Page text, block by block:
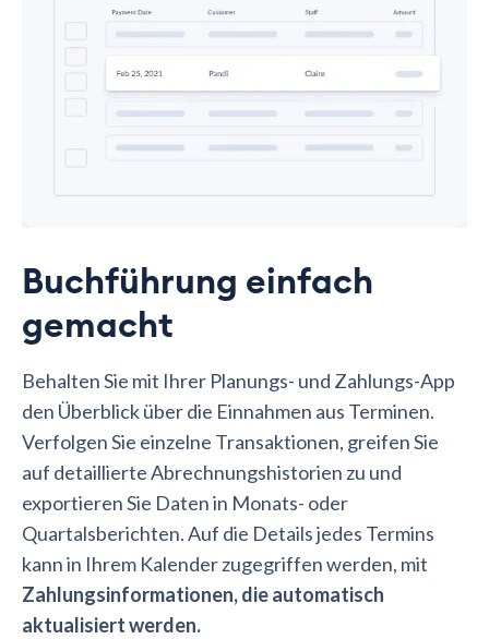
Buchführung einfach
gemacht
Behalten Sie mit Ihrer Planungs- und Zahlungs-App
den Überblick über die Einnahmen aus Terminen.
Verfolgen Sie einzelne Transaktionen, greifen Sie
auf detaillierte Abrechnungshistorien zu und
exportieren Sie Daten in Monats- oder
Quartalsberichten. Auf die Details jedes Termins
kann in Ihrem Kalender zugegriffen werden, mit
Zahlungsinformationen, die automatisch
aktualisiert werden.